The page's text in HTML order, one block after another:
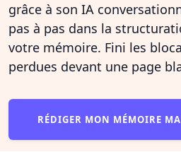
grâce à son IA
pas à pas dans la
votre mémoire. Fini les
perdues devant une page
RÉDIGER MON MÉMOIRE